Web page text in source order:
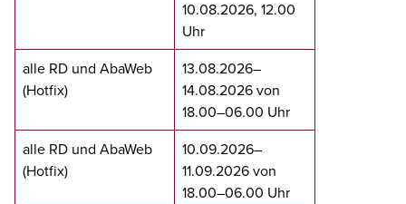
10.08.2026, 12.00
Uhr
alle RD und AbaWeb
(Hotfix)
13.08.2026–
14.08.2026 von
18.00–06.00 Uhr
alle RD und AbaWeb
(Hotfix)
10.09.2026–
11.09.2026 von
18.00–06.00 Uhr